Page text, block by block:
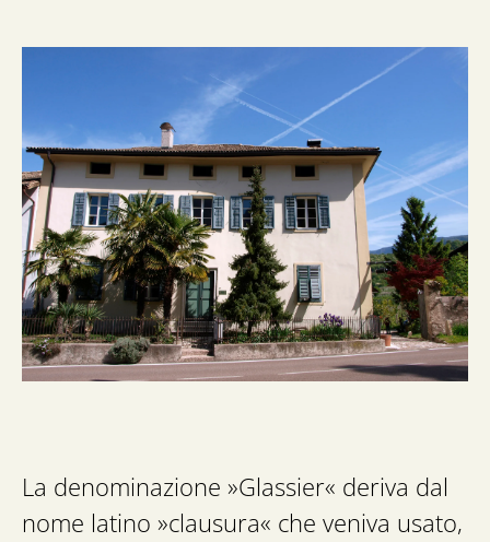
La denominazione »Glassier« deriva dal
nome latino »clausura« che veniva usato,